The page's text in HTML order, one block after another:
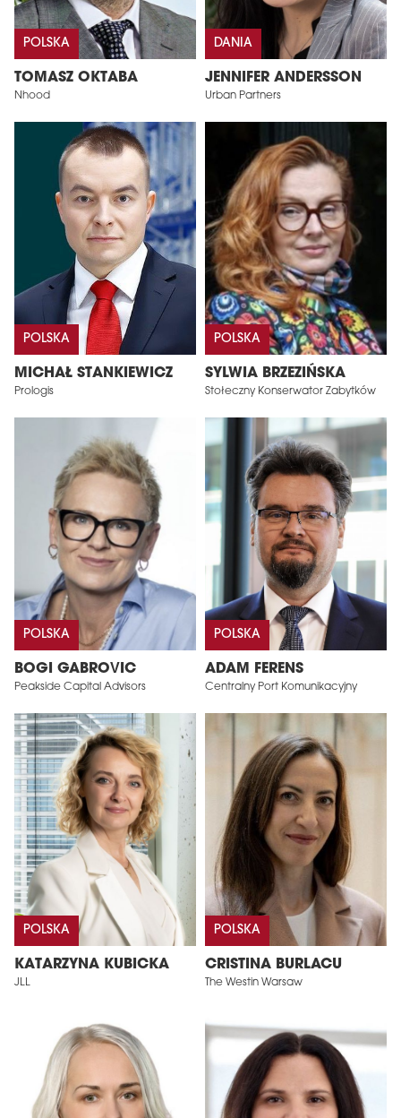
POLSKA
TOMASZ OKTABA
Nhood
DANIA
JENNIFER ANDERSSON
Urban Partners
POLSKA
MICHAŁ STANKIEWICZ
Prologis
POLSKA
SYLWIA BRZEZIŃSKA
Stołeczny Konserwator Zabytków
POLSKA
BOGI GABROVIC
Peakside Capital Advisors
POLSKA
ADAM FERENS
Centralny Port Komunikacyjny
POLSKA
KATARZYNA KUBICKA
JLL
POLSKA
CRISTINA BURLACU
The Westin Warsaw